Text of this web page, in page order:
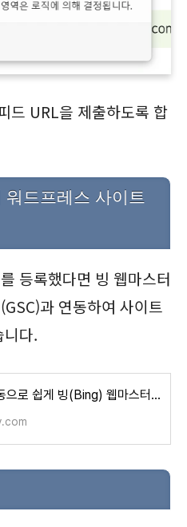
드 URL을 제출하도록 합
워드프레스 사이트
등록했다면 빙 웹마스터
과 연동하여 사이트
다.
구글 계정 연동으로 쉽게 빙(Bing) 웹마스터 도구에 사이트 등록하기